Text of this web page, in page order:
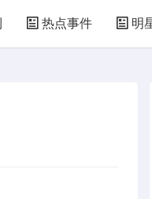
热点事件 明